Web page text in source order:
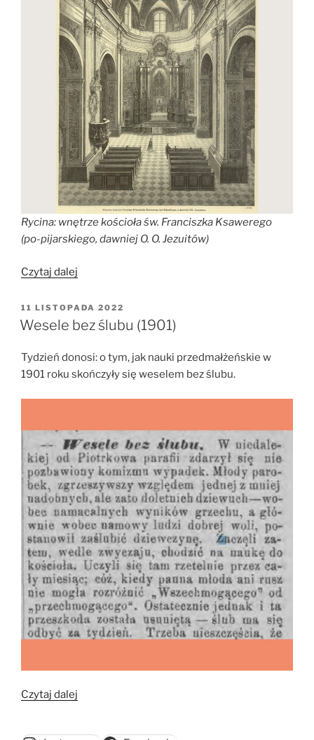
Rycina: wnętrze kościoła św. Franciszka Ksawerego
(po-pijarskiego, dawniej O. O. Jezuitów)
Czytaj dalej
OPUBLIKOWANE
W
11 LISTOPADA 2022
Wesele bez ślubu (1901)
Tydzień donosi: o tym, jak nauki przedmałżeńskie w
1901 roku skończyły się weselem bez ślubu.
Czytaj dalej